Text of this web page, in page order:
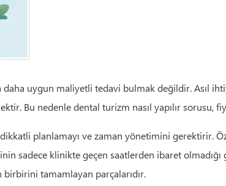
daha uygun maliyetli tedavi bulmak değildir. Asıl
Bu nedenle dental turizm nasıl yapılır sorusu,
planlamayı ve zaman yönetimini
sadece klinikte geçen saatlerden ibaret
tamamlayan parçalarıdır.